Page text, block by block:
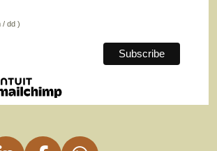
/ dd )